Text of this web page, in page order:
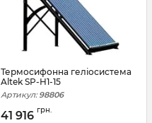
Термосифонна геліосистема
Altek SP-H1-15
Артикул: 98806
41 916 грн.